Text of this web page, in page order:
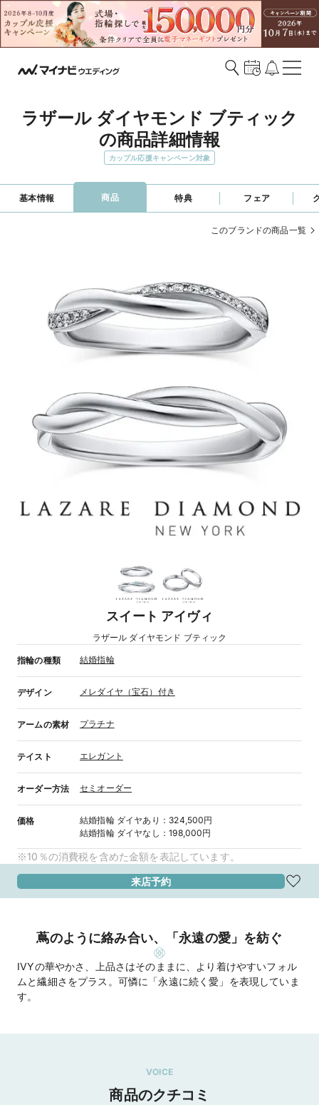
ラザール ダイヤモンド ブティック
の商品詳細情報
カップル応援キャンペーン対象
基本情報 商品 特典 フェア
このブランドの商品一覧
スイート アイヴィ
ラザール ダイヤモンド ブティック
指輪の種類 結婚指輪
デザイン メレダイヤ（宝石）付き
アームの素材 プラチナ
テイスト エレガント
オーダー方法 セミオーダー
価格 結婚指輪 ダイヤあり ： 324,500円
結婚指輪 ダイヤなし ：198,000円
※10％の消費税を含めた金額を表記しています。
来店予約
蔦のように絡み合い、「永遠の愛」を紡ぐ
IVYの華やかさ、上品さはそのままに、より着けやすいフォル
ムと繊細さをプラス。可憐に「永遠に続く愛」を表現していま
す。
VOICE
商品のクチコミ